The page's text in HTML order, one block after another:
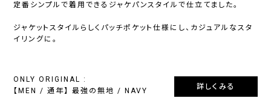
定番シンプルで着用できるジャケパンスタイルで仕立てました。
ジャケットスタイルらしくパッチポケット仕様にし、カジュアルなスタ
イリングに。
ONLY ORIGINAL :
【MEN / 通年】 最強の無地 / NAVY
詳しくみる